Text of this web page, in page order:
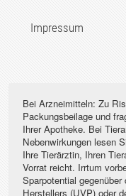
Impressum
Bei Arzneimitteln: Zu
Packungsbeilage und
Ihrer Apotheke. Bei
Nebenwirkungen lesen
Ihre Tierärztin, Ihren
Vorrat reicht. Irrtum
Sparpotential
Herstellers (UVP) oder